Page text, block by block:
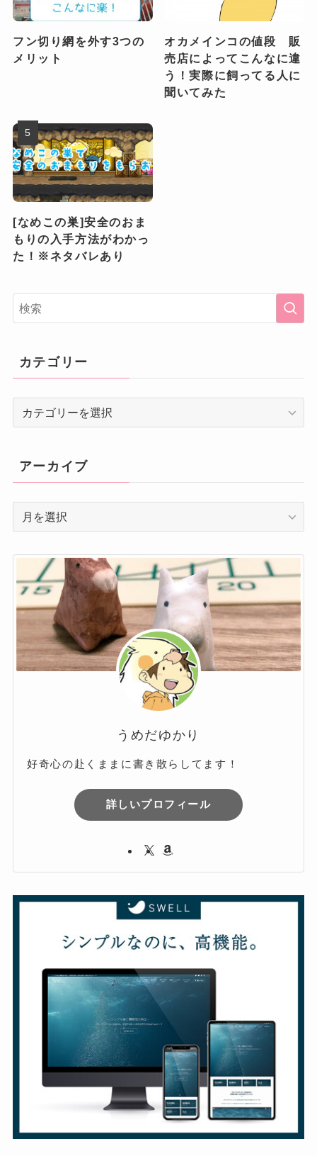
フン切り網を外す3つの
メリット
オカメインコの値段 販
売店によってこんなに違
う！実際に飼ってる人に
聞いてみた
[なめこの巣]安全のおま
もりの入手方法がわかっ
た！※ネタバレあり
カテゴリー
リ
ー
アーカイブ
ブ
うめだゆかり
好奇心の赴くままに書き散らしてます！
詳しいプロフィール